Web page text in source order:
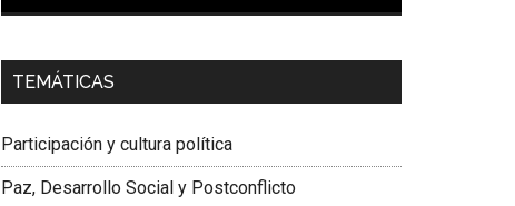
Dra. Carolina Corcho Mejía,
Latinoamericana Sur, Vicepresidenta Federación
TEMÁTICAS
Participación y cultura política
Paz, Desarrollo Social y Postconflicto